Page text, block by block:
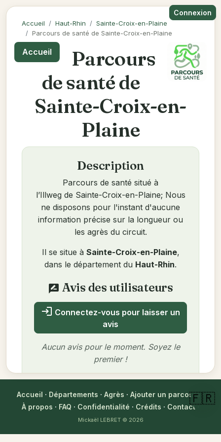
Connexion
Accueil Haut-Rhin
Sainte-Croix-en-Plaine
Parcours de santé de Sainte-Croix-en-Plaine
Accueil
Parcours
de santé de
Sainte-Croix-en-
Plaine
Description
Parcours de santé situé à
l’Illweg de Sainte-Croix-en-Plaine; Nous
ne disposons pour l'instant d'aucune
information précise sur la longueur ou
les agrès du circuit.
Il se situe à Sainte-Croix-en-Plaine,
dans le département du Haut-Rhin.
rate_review Avis des utilisateurs
login Connectez-vous pour laisser un
avis
Aucun avis pour le moment. Soyez le
premier !
Auteur
Accueil · Départements · Agrès · Ajouter un parcours·
À propos · FAQ · Confidentialité · Crédits · Contact·
Mickaël LEBRET© 2026
🇫🇷